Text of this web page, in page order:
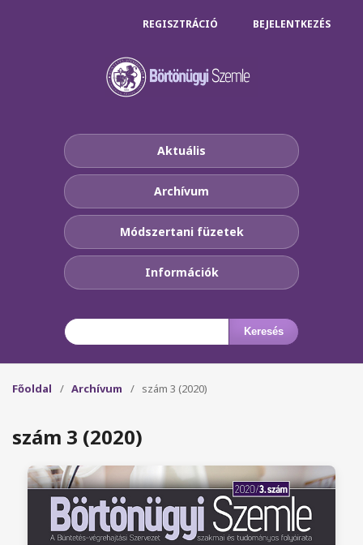
Aktuális
Archívum
Módszertani füzetek
Információk
Keresés
REGISZTRÁCIÓ BEJELENTKEZÉS
Főoldal / Archívum / szám 3 (2020)
szám 3 (2020)